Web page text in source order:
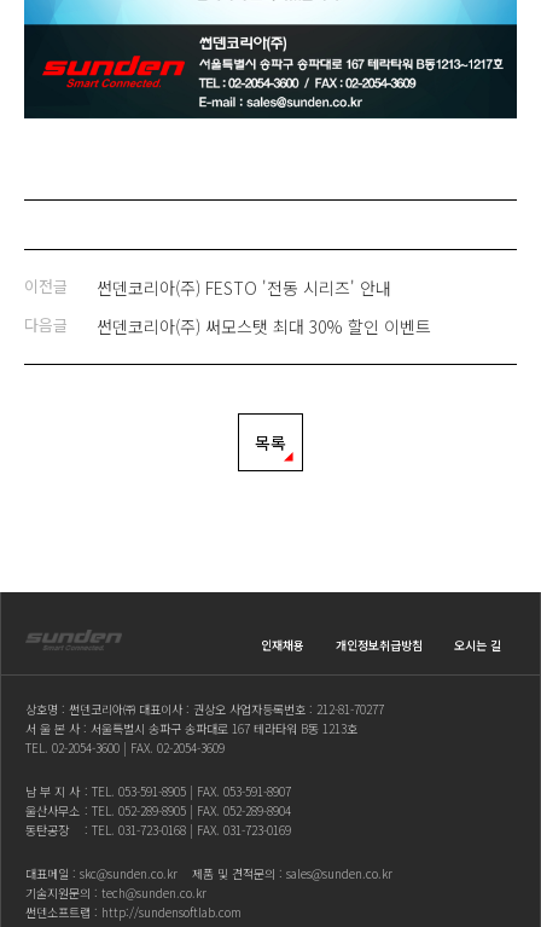
이전글 썬덴코리아(주) FESTO '전동 시리즈' 안내
다음글 썬덴코리아(주) 써모스탯 최대 30% 할인 이벤트
목록
인재채용 개인정보취급방침 오시는 길
상호명 : 썬덴코리아㈜ 대표이사 : 권상오 사업자등록번호 : 212-81-70277
서 울 본 사 : 서울특별시 송파구 송파대로 167 테라타워 B동 1213호
TEL. 02-2054-3600 | FAX. 02-2054-3609
남 부 지 사 : TEL. 053-591-8905 | FAX. 053-591-8907
울산사무소 : TEL. 052-289-8905 | FAX. 052-289-8904
동탄공장
: TEL. 031-723-0168 | FAX. 031-723-0169
대표메일 : skc@sunden.co.kr 제품 및 견적문의 : sales@sunden.co.kr
기술지원문의 : tech@sunden.co.kr
썬덴소프트랩 : http://sundensoftlab.com